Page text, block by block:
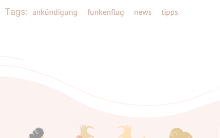
Tags: ankündigung funkenflug news tipps